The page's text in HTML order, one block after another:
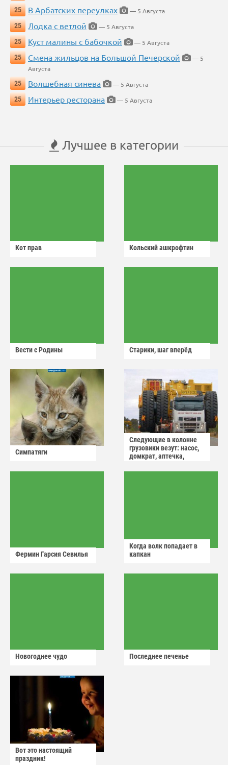
25
В Арбатских переулках
— 5 Августа
25
Лодка с ветлой
— 5 Августа
25
Куст малины с бабочкой
— 5 Августа
25
Смена жильцов на Большой Печерской
— 5
Августа
25
Волшебная синева
— 5 Августа
25
Интерьер ресторана — 5 Августа
Лучшее в категории
Кот прав Кольский ашкрофтин
Вести с Родины Старики, шаг вперёд
Симпатяги
Следующие в колонне
грузовики везут: насос,
домкрат, аптечка,
Фермин Гарсия Севилья
Когда волк попадает в
капкан
Новогоднее чудо Последнее печенье
Вот это настоящий
праздник!